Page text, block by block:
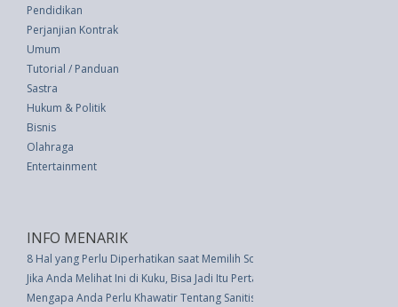
Pendidikan
Perjanjian Kontrak
Umum
Tutorial / Panduan
Sastra
Hukum & Politik
Bisnis
Olahraga
Entertainment
INFO MENARIK
8 Hal yang Perlu Diperhatikan saat Memilih Sofa Tidur
Jika Anda Melihat Ini di Kuku, Bisa Jadi Itu Pertanda Diabetes
Mengapa Anda Perlu Khawatir Tentang Sanitiser Tangan